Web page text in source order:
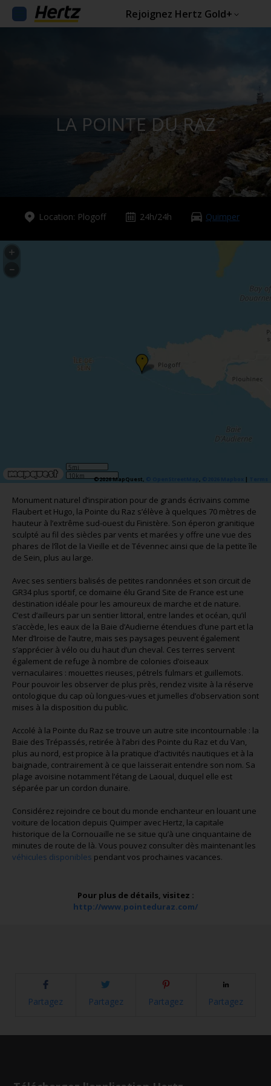
Rejoignez Hertz Gold+
LA POINTE DU RAZ
Location: Plogoff 24h/24h Quimper
5mi
10km
©2026 MapQuest, , |
•
Monument naturel d’inspiration pour de grands écrivains comme
Flaubert et Hugo, la Pointe du Raz s’élève à quelques 70 mètres de
hauteur à l’extrême sud-ouest du Finistère. Son éperon granitique
sculpté au fil des siècles par vents et marées y offre une vue des
phares de l’îlot de la Vieille et de Tévennec ainsi que de la petite île
de Sein, plus au large.
Avec ses sentiers balisés de petites randonnées et son circuit de
GR34 plus sportif, ce domaine élu Grand Site de France est une
destination idéale pour les amoureux de marche et de nature.
C’est d’ailleurs par un sentier littoral, entre landes et océan, qu’il
s’accède, les eaux de la Baie d’Audierne étendues d’une part et la
Mer d’Iroise de l’autre, mais ses paysages peuvent également
s’apprécier à vélo ou du haut d’un cheval. Ces terres servent
également de refuge à nombre de colonies d’oiseaux
vernaculaires : mouettes rieuses, pétrels fulmars et guillemots.
Pour pouvoir les observer de plus près, rendez visite à la réserve
ontologique du cap où longues-vues et jumelles d’observation sont
mises à la disposition du public.
Accolé à la Pointe du Raz se trouve un autre site incontournable : la
Baie des Trépassés, retirée à l’abri des Pointe du Raz et du Van,
plus au nord, est propice à la pratique d’activités nautiques et à la
baignade, contrairement à ce que laisserait entendre son nom. Sa
plage avoisine notamment l’étang de Laoual, duquel elle est
séparée par un cordon dunaire.
Considérez rejoindre ce bout du monde enchanteur en louant une
voiture de location depuis Quimper avec Hertz, la capitale
historique de la Cornouaille ne se situe qu’à une cinquantaine de
minutes de route de là. Vous pouvez consulter dès maintenant les
véhicules disponibles pendant vos prochaines vacances.
Pour plus de détails, visitez :
http://www.pointeduraz.com/
Partagez Partagez Partagez Partagez